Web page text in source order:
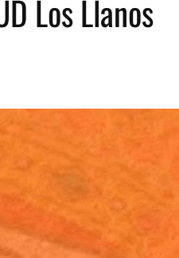
Los Llanos